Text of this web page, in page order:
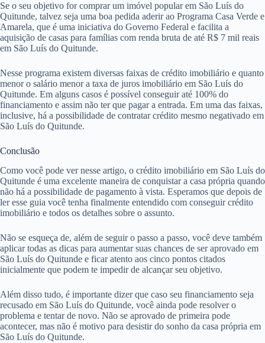
Se o seu objetivo for comprar um imóvel popular em São Luís do
Quitunde, talvez seja uma boa pedida aderir ao Programa Casa Verde e
Amarela, que é uma iniciativa do Governo Federal e facilita a
aquisição de casas para famílias com renda bruta de até R$ 7 mil reais
em São Luís do Quitunde.
Nesse programa existem diversas faixas de crédito imobiliário e quanto
menor o salário menor a taxa de juros imobiliário em São Luís do
Quitunde. Em alguns casos é possível conseguir até 100% do
financiamento e assim não ter que pagar a entrada. Em uma das faixas,
inclusive, há a possibilidade de contratar crédito mesmo negativado em
São Luís do Quitunde.
Conclusão
Como você pode ver nesse artigo, o crédito imobiliário em São Luís do
Quitunde é uma excelente maneira de conquistar a casa própria quando
não há a possibilidade de pagamento à vista. Esperamos que depois de
ler esse guia você tenha finalmente entendido com conseguir crédito
imobiliário e todos os detalhes sobre o assunto.
Não se esqueça de, além de seguir o passo a passo, você deve também
aplicar todas as dicas para aumentar suas chances de ser aprovado em
São Luís do Quitunde e ficar atento aos cinco pontos citados
inicialmente que podem te impedir de alcançar seu objetivo.
Além disso tudo, é importante dizer que caso seu financiamento seja
recusado em São Luís do Quitunde, você ainda pode resolver o
problema e tentar de novo. Não se aprovado de primeira pode
acontecer, mas não é motivo para desistir do sonho da casa própria em
São Luís do Quitunde.